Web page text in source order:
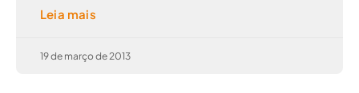
Leia mais
19 de março de 2013